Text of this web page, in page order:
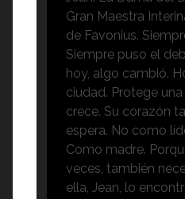
Gran Maestra
de Favonius.
Siempre puso el
hoy, algo cambió.
ciudad. Protege
crece. Su corazón
espera. No como
Como madre.
veces, también
ella, Jean, lo